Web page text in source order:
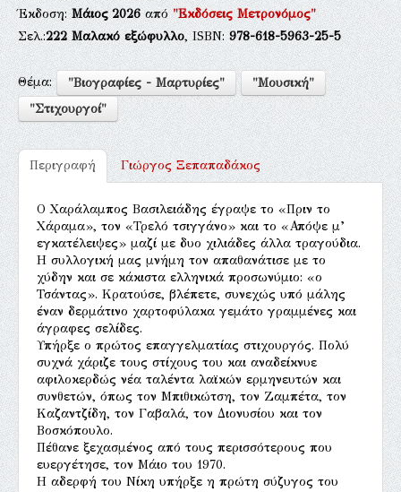
Έκδοση:Μάιος 2026από"Εκδόσεις Μετρονόμος"
Σελ.:222 Μαλακό εξώφυλλο, ISBN:978-618-5963-25-5
Θέμα: "Βιογραφίες - Μαρτυρίες"
"Μουσική"
"Στιχουργοί"
Περιγραφή Γιώργος Ξεπαπαδάκος
Ο Χαράλαμπος Βασιλειάδης έγραψε το «Πριν το
Χάραμα», τον «Τρελό τσιγγάνο» και το «Απόψε μ’
εγκατέλειψες» μαζί με δυο χιλιάδες άλλα τραγούδια.
Η συλλογική μας μνήμη τον απαθανάτισε με το
χύδην και σε κάκιστα ελληνικά προσωνύμιο: «ο
Τσάντας». Κρατούσε, βλέπετε, συνεχώς υπό μάλης
έναν δερμάτινο χαρτοφύλακα γεμάτο γραμμένες και
άγραφες σελίδες.
Υπήρξε ο πρώτος επαγγελματίας στιχουργός. Πολύ
συχνά χάριζε τους στίχους του και αναδείκνυε
αφιλοκερδώς νέα ταλέντα λαϊκών ερμηνευτών και
συνθετών, όπως τον Μπιθικώτση, τον Ζαμπέτα, τον
Καζαντζίδη, τον Γαβαλά, τον Διονυσίου και τον
Βοσκόπουλο.
Πέθανε ξεχασμένος από τους περισσότερους που
ευεργέτησε, τον Μάιο του 1970.
Η αδερφή του Νίκη υπήρξε η πρώτη σύζυγος του